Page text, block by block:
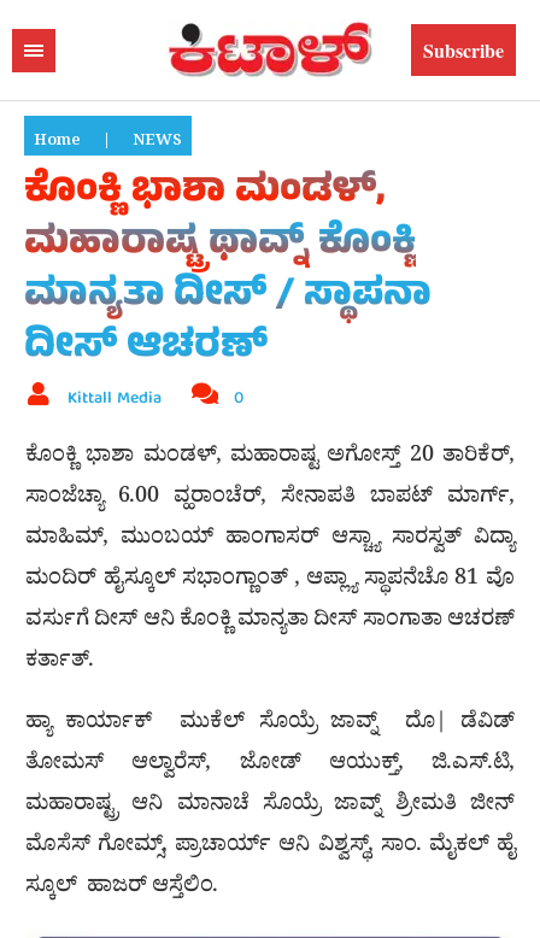
Subscribe
Home | NEWS
ಕೊಂಕ್ಣಿ ಭಾಶಾ ಮಂಡಳ್,
ಮಹಾರಾಷ್ಟ್ರ ಥಾವ್ನ್ ಕೊಂಕ್ಣಿ
ಮಾನ್ಯತಾ ದೀಸ್ / ಸ್ಥಾಪನಾ
ದೀಸ್ ಆಚರಣ್
Kittall Media 0
ಕೊಂಕ್ಣಿ ಭಾಶಾ ಮಂಡಳ್, ಮಹಾರಾಷ್ಟ ಅಗೋಸ್ತ್ 20 ತಾರಿಕೆರ್,
ಸಾಂಜೆಚ್ಯಾ 6.00 ವ್ಹರಾಂಚೆರ್, ಸೇನಾಪತಿ ಬಾಪಟ್ ಮಾರ್ಗ್,
ಮಾಹಿಮ್, ಮುಂಬಯ್ ಹಾಂಗಾಸರ್ ಆಸ್ಚ್ಯಾ ಸಾರಸ್ವತ್ ವಿದ್ಯಾ
ಮಂದಿರ್ ಹೈಸ್ಕೂಲ್ ಸಭಾಂಗ್ಣಾಂತ್ , ಆಪ್ಲ್ಯಾ ಸ್ಥಾಪನೆಚೊ 81 ವೊ
ವರ್ಸುಗೆ ದೀಸ್ ಆನಿ ಕೊಂಕ್ಣಿ ಮಾನ್ಯತಾ ದೀಸ್ ಸಾಂಗಾತಾ ಆಚರಣ್
ಕರ್ತಾತ್.
ಹ್ಯಾ ಕಾರ್ಯಾಕ್ ಮುಕೆಲ್ ಸೊಯ್ರೆ ಜಾವ್ನ್ ದೊ| ಡೆವಿಡ್
ತೋಮಸ್ ಆಲ್ವಾರೆಸ್, ಜೋಡ್ ಆಯುಕ್ತ್, ಜಿ.ಎಸ್.ಟಿ,
ಮಹಾರಾಷ್ಟ್ರ ಆನಿ ಮಾನಾಚೆ ಸೊಯ್ರೆ ಜಾವ್ನ್ ಶ್ರೀಮತಿ ಜೀನ್
ಮೊಸೆಸ್ ಗೋಮ್ಸ್, ಪ್ರಾಚಾರ್ಯ್ ಆನಿ ವಿಶ್ವಸ್ಥ್, ಸಾಂ. ಮೈಕಲ್ ಹೈ
ಸ್ಕೂಲ್ ಹಾಜರ್ ಆಸ್ತೆಲಿಂ.